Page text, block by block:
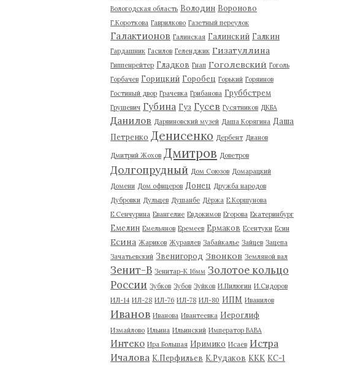
Вологодская область Володин Вороново
Г.Короткова Гаврилково Газетный переулок
Галактионов Галинская Галинский Галкин
Гардашник Гасилов Геленджик Гизатуллина
Гиппенрейтер Гладков Гнап Гоголевский Гоголь
Горбачев Горицкий Горобец Горький Горяинов
Гостиный двор Грачевка Грибанова Груббстрем
Грушевич Губина Гуз Гусев Гусятников ДКБА
Данилов Дарвиновский музей Даша Корягина Даша
Петренко Денисенко Дербент Дианов
Дмитрий Жохов Дмитров Доветров
Долгопрудный Дом Союзов Домарацкий
Домени Дом офицеров Донец Дружба народов
Дубровки Дульцев Душанбе Дёржа Е.Коршунова
Е.Сенчурина Евангелие Евдокимов Егорова Екатеринбург
Емелин Емельянов Еремеев Ермаков Есентуки Есин
Есина Жариков Журавлев Забайкалье Зайцев Зацепа
Зачатьевский Звенигород Звонков Земляной вал
Зенит-В Зенитар-К 16мм Золотое кольцо
России Зубков Зубов Зуйков И.Пилюгин И.Сидоров
ИЛ-14 ИЛ-28 ИЛ-76 ИЛ-78 ИЛ-80 ИПМ Иванилов
Иванов Иванова Ивантеевка Иероглиф
Измайлово Ильина Ильинский Император ВАВА
Интеко Ира Большая Иримико Исаев Истра
Ичалова К.Перфильев К.Рудаков ККК КС-1